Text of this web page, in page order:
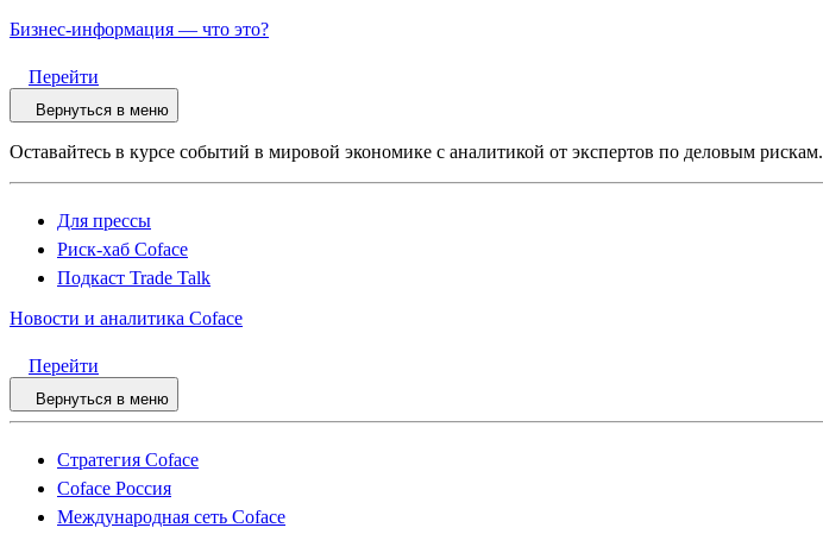
Бизнес-информация — что это?
Перейти
Вернуться в меню
Оставайтесь в курсе событий в мировой экономике с аналитикой от экспертов по деловым рискам.
Для прессы
Риск-хаб Coface
Подкаст Trade Talk
Новости и аналитика Coface
Перейти
Вернуться в меню
Стратегия Coface
Coface Россия
Международная сеть Coface